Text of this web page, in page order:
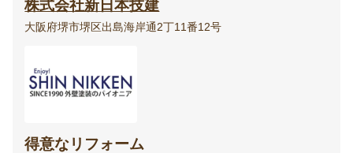
株式会社新日本技建
大阪府堺市堺区出島海岸通2丁11番12号
得意なリフォーム